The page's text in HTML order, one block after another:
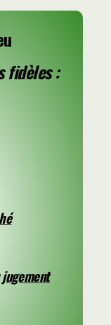
fidèles :